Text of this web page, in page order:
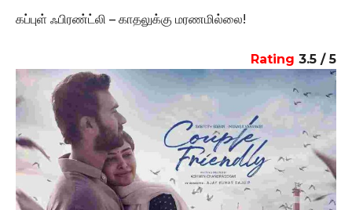
கப்புள் ஃபிரண்ட்லி – காதலுக்கு மரணமில்லை!
Rating 3.5 / 5